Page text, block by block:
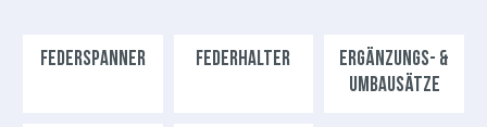
FEDERSPANNER FEDERHALTER
ERGÄNZUNGS- &
UMBAUSÄTZE